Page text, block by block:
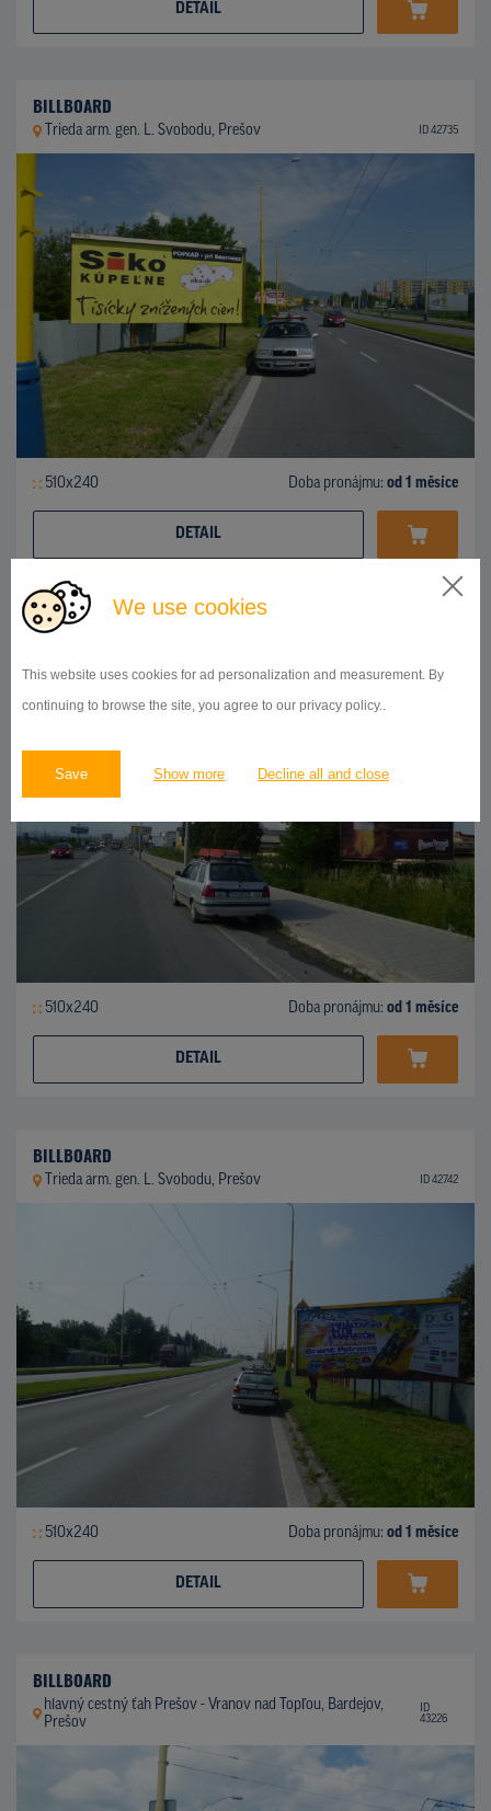
We use cookies
This website uses cookies for ad personalization and measurement. By
continuing to browse the site, you agree to our privacy policy..
Save Show more Decline all and close
DETAIL
BILLBOARD
Trieda arm. gen. L. Svobodu, Prešov ID 42735
510x240 Doba pronájmu: od 1 měsíce
DETAIL
BILLBOARD
510x240 Doba pronájmu: od 1 měsíce
DETAIL
BILLBOARD
Trieda arm. gen. L. Svobodu, Prešov ID 42742
510x240 Doba pronájmu: od 1 měsíce
DETAIL
BILLBOARD
hlavný cestný ťah Prešov - Vranov nad Topľou, Bardejov,
Prešov
ID
43226